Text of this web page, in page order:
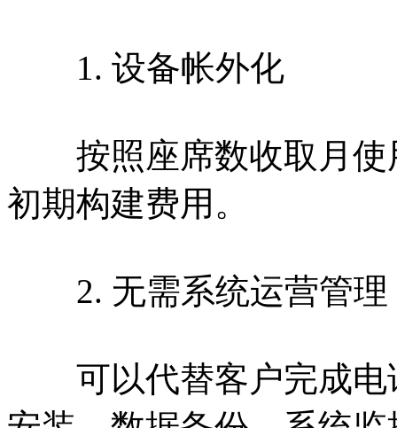
1. 设备帐外化
按照座席数收取月使
初期构建费用。
2. 无需系统运营管理
可以代替客户完成电